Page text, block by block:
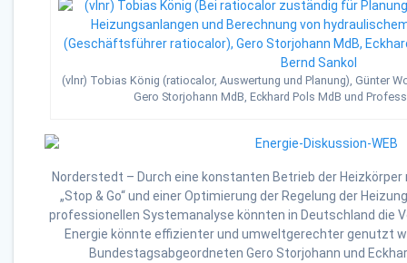
(vlnr) Tobias König (ratiocalor, Auswertung und Planung), Günter
Gero Storjohann MdB, Eckhard Pols MdB und
Norderstedt – Durch eine konstanten Betrieb der
„Stop & Go“ und einer Optimierung der Regelung der
professionellen Systemanalyse könnten in Deutschland die
Energie könnte effizienter und umweltgerechter genutzt
Bundestagsabgeordneten Gero Storjohann und